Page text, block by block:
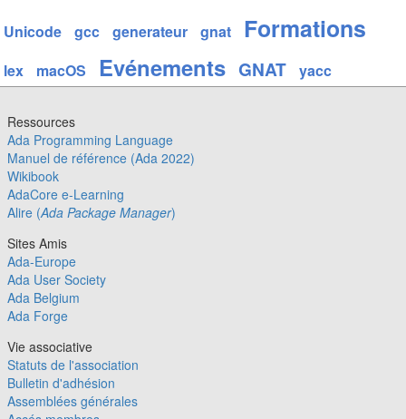
Unicode gcc generateur gnat Formations
lex macOS Evénements GNAT yacc
Ressources
Ada Programming Language
Manuel de référence (Ada 2022)
Wikibook
AdaCore e-Learning
Alire (Ada Package Manager)
Sites Amis
Ada-Europe
Ada User Society
Ada Belgium
Ada Forge
Vie associative
Statuts de l'association
Bulletin d'adhésion
Assemblées générales